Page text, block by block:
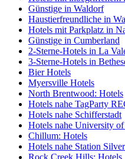
Günstige in Waldorf
Haustierfreundliche in
Hotels mit Parkplatz in
Günstige in Cumberland
2-Sterne-Hotels in La
3-Sterne-Hotels in
Bier Hotels
Myersville Hotels
North Brentwood: Hotels
Hotels nahe TagParty
Hotels nahe Schifferstadt
Hotels nahe University
Chillum: Hotels
Hotels nahe Station